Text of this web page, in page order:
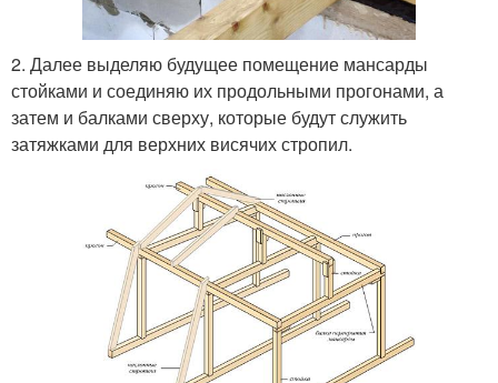
2. Далее выделяю будущее помещение мансарды
стойками и соединяю их продольными прогонами, а
затем и балками сверху, которые будут служить
затяжками для верхних висячих стропил.